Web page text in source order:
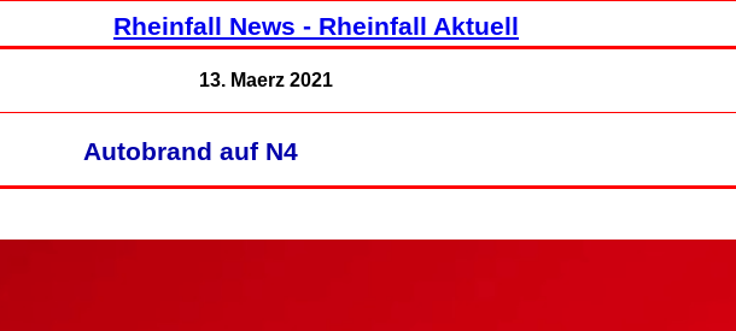
Rheinfall News - Rheinfall Aktuell
13. Maerz 2021
Autobrand auf N4